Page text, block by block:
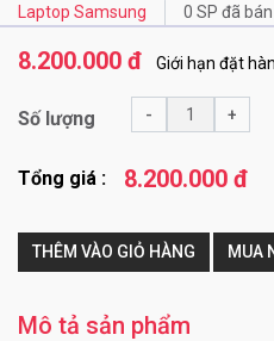
Laptop Samsung 0 SP đã bán
8.200.000 đ Giới hạn đặt
Số lượng - +
Tổng giá : 8.200.000 đ
THÊM VÀO GIỎ HÀNG MUA
Mô tả sản phẩm